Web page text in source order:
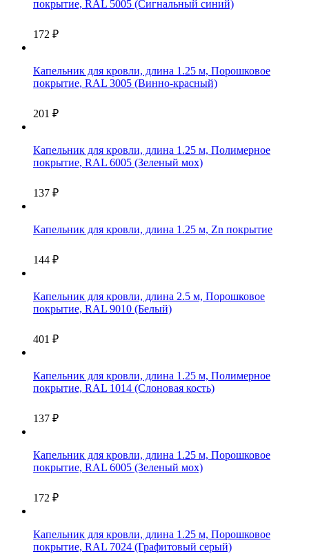
покрытие, RAL 5005 (Сигнальный синий)
172 ₽
Капельник для кровли, длина 1.25 м, Порошковое
покрытие, RAL 3005 (Винно-красный)
201 ₽
Капельник для кровли, длина 1.25 м, Полимерное
покрытие, RAL 6005 (Зеленый мох)
137 ₽
Капельник для кровли, длина 1.25 м, Zn покрытие
144 ₽
Капельник для кровли, длина 2.5 м, Порошковое
покрытие, RAL 9010 (Белый)
401 ₽
Капельник для кровли, длина 1.25 м, Полимерное
покрытие, RAL 1014 (Слоновая кость)
137 ₽
Капельник для кровли, длина 1.25 м, Порошковое
покрытие, RAL 6005 (Зеленый мох)
172 ₽
Капельник для кровли, длина 1.25 м, Порошковое
покрытие, RAL 7024 (Графитовый серый)